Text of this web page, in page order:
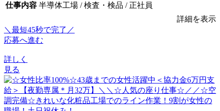
仕事内容 半導体工場 / 検査・検品 / 正社員
詳細を表示
＼最短45秒で完了／
応募へ進む
詳しく
見る